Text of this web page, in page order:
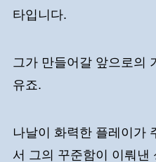
타입니다.
그가 만들어갈 앞으로의
유죠.
나날이 화력한 플레이가
서 그의 꾸준함이 이뤄낸